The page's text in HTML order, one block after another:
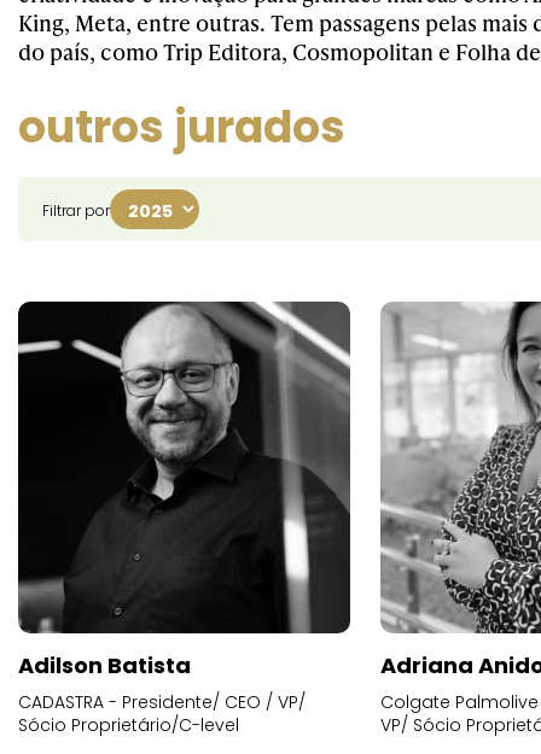
King, Meta, entre outras. Tem passagens pelas mais
do país, como Trip Editora, Cosmopolitan e Folha
outros jurados
Filtrar por
Adilson Batista
CADASTRA - Presidente/ CEO / VP/
Sócio Proprietário/C-level
Adriana
Colgate
VP/ Sócio